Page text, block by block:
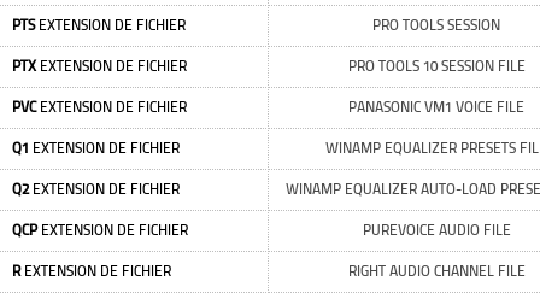
PTSEXTENSION DE FICHIER PRO TOOLS SESSION
PTXEXTENSION DE FICHIER PRO TOOLS 10 SESSION FILE
PVCEXTENSION DE FICHIER PANASONIC VM1 VOICE FILE
Q1 EXTENSION DE FICHIER WINAMP EQUALIZER PRESETS
Q2EXTENSION DE FICHIER WINAMP EQUALIZER AUTO-LOAD
QCPEXTENSION DE FICHIER PUREVOICE AUDIO FILE
REXTENSION DE FICHIER RIGHT AUDIO CHANNEL FILE